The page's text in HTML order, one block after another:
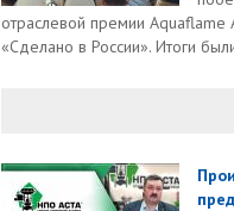
отраслевой премии
«Сделано в России». Итоги